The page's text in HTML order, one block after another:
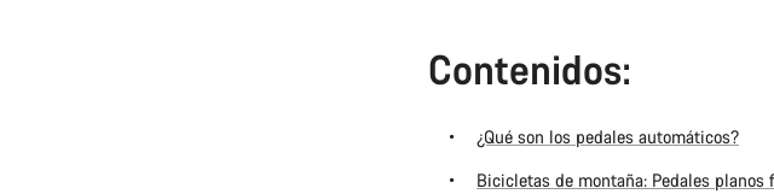
Contenidos:
¿Qué son los pedales automáticos?
Bicicletas de montaña: Pedales planos